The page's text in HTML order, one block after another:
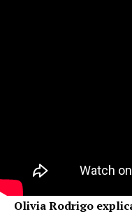
Olivia Rodrigo